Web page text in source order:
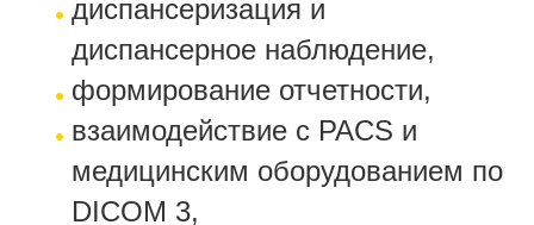
диспансеризация и
диспансерное наблюдение,
формирование отчетности,
взаимодействие с PACS и
медицинским оборудованием по
DICOM 3,